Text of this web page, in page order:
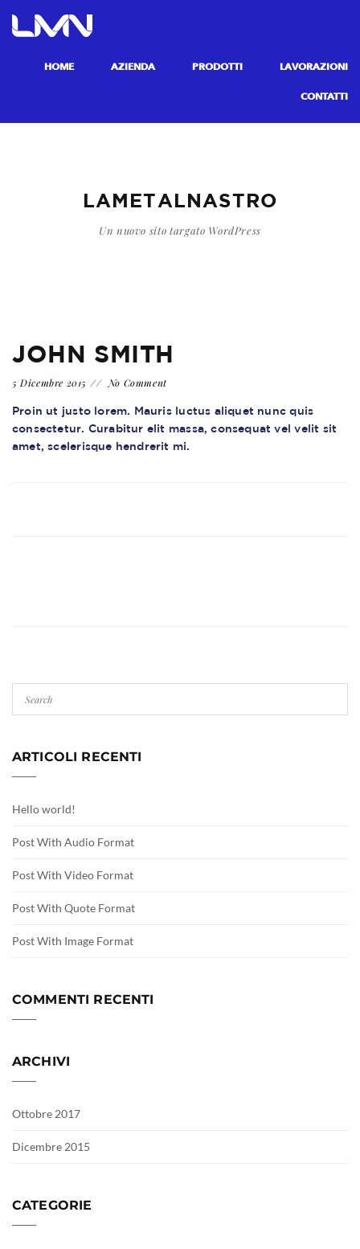
HOME AZIENDA PRODOTTI LAVORAZIONI
CONTATTI
LAMETALNASTRO
Un nuovo sito targato WordPress
JOHN SMITH
5 Dicembre 2015 No Comment
Proin ut justo lorem. Mauris luctus aliquet nunc quis
consectetur. Curabitur elit massa, consequat vel velit sit
amet, scelerisque hendrerit mi.
ARTICOLI RECENTI
Hello world!
Post With Audio Format
Post With Video Format
Post With Quote Format
Post With Image Format
COMMENTI RECENTI
ARCHIVI
Ottobre 2017
Dicembre 2015
CATEGORIE